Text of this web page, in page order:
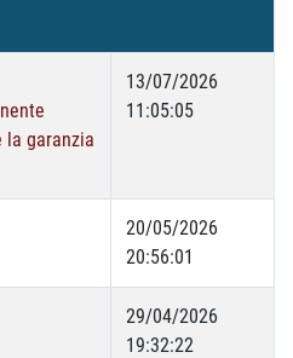
la garanzia
13/07/2026
11:05:05
20/05/2026
20:56:01
29/04/2026
19:32:22